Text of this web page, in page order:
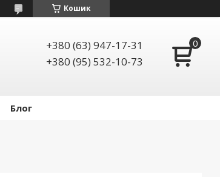
Кошик
+380 (63) 947-17-31
+380 (95) 532-10-73
Блог